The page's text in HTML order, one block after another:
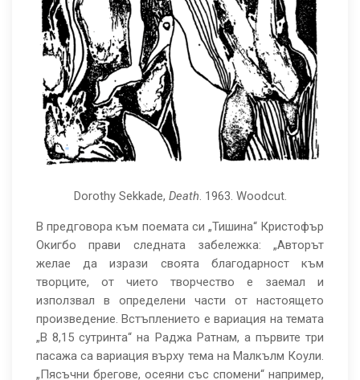
Dorothy Sekkade, Death. 1963. Woodcut.
В предговора към поемата си „Тишина“ Кристофър
Окигбо прави следната забележка: „Авторът
желае да изрази своята благодарност към
творците, от чието творчество е заемал и
използвал в определени части от настоящето
произведение. Встъплението е вариация на темата
„В 8,15 сутринта“ на Раджа Ратнам, а първите три
пасажа са вариация върху тема на Малкълм Коули.
„Пясъчни брегове, осеяни със спомени“ например,